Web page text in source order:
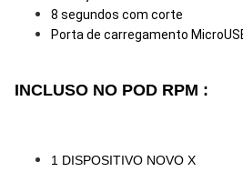
8 segundos com corte
Porta de carregamento
INCLUSO NO POD RPM :
1 DISPOSITIVO NOVO X